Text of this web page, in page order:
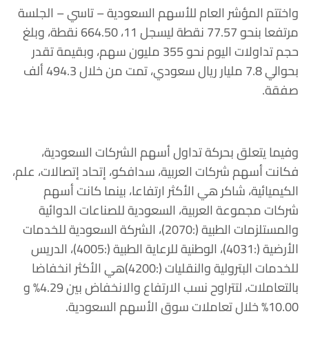
واختتم المؤشر العام للأسهم السعودية – تاسي – الجلسة
مرتفعا بنحو 77.57 نقطة ليسجل 11، 664.50 نقطة، وبلغ
حجم تداولات اليوم نحو 355 مليون سهم، وبقيمة تقدر
بحوالي 7.8 مليار ريال سعودي، تمت من خلال 494.3 ألف
صفقة.
وفيما يتعلق بحركة تداول أسهم الشركات السعودية،
فكانت أسهم شركات العربية، سدافكو، إتحاد إتصالات، علم،
الكيميائية، شاكر هي الأكثر ارتفاعا، بينما كانت أسهم
شركات مجموعة العربية، السعودية للصناعات الدوائية
والمستلزمات الطبية (:2070)، الشركة السعودية للخدمات
الأرضية (:4031)، الوطنية للرعاية الطبية (:4005)، الدريس
للخدمات البترولية والنقليات (:4200)هي الأكثر انخفاضا
بالتعاملات، لتتراوح نسب الارتفاع والانخفاض بين 4.29% و
10.00% خلال تعاملات سوق الأسهم السعودية.